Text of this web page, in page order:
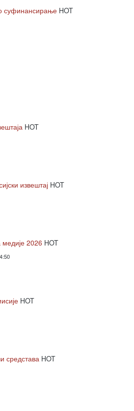
суфинансирање HOT
HOT
извештај HOT
2026 HOT
HOT
средстава HOT